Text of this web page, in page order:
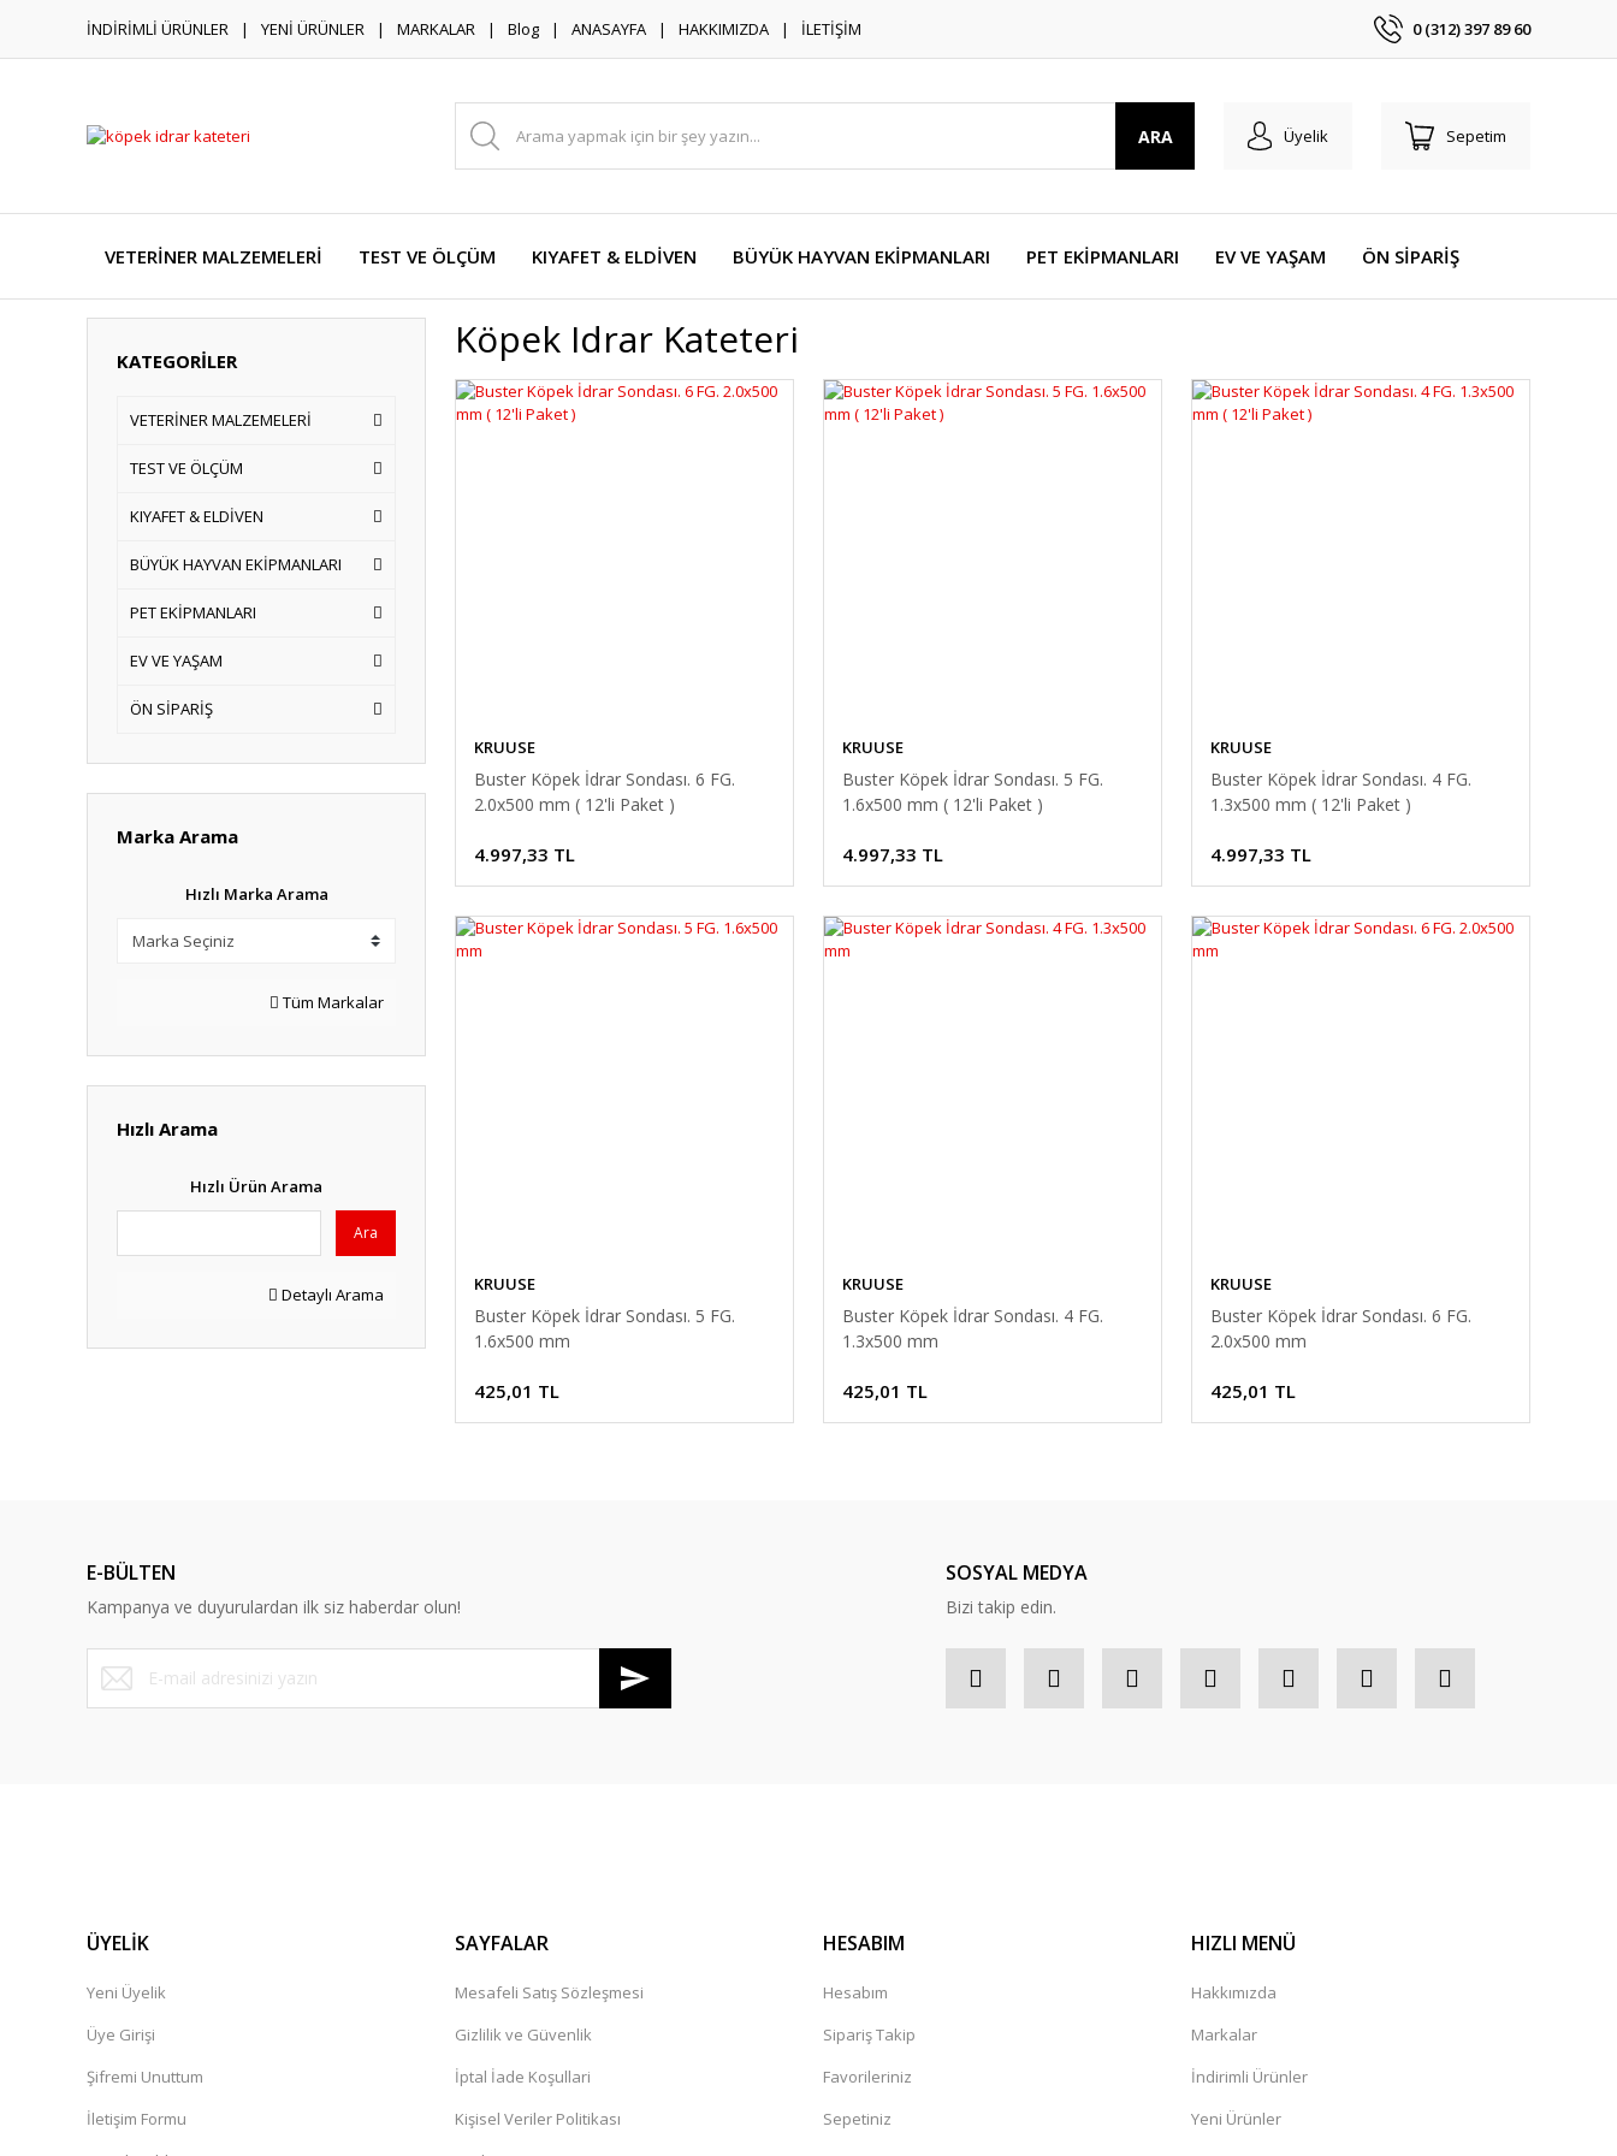
İNDİRİMLİ ÜRÜNLER YENİ ÜRÜNLER MARKALAR Blog ANASAYFA HAKKIMIZDA İLETİŞİM 0 (312) 397 89 60
ARA Üyelik Sepetim
VETERİNER MALZEMELERİ TEST VE ÖLÇÜM KIYAFET & ELDİVEN BÜYÜK HAYVAN EKİPMANLARI PET EKİPMANLARI EV VE YAŞAM ÖN SİPARİŞ
KATEGORİLER
VETERİNER MALZEMELERİ
TEST VE ÖLÇÜM
KIYAFET & ELDİVEN
BÜYÜK HAYVAN EKİPMANLARI
PET EKİPMANLARI
EV VE YAŞAM
ÖN SİPARİŞ
Marka Arama
Hızlı Marka Arama
Tüm Markalar
Hızlı Arama
Hızlı Ürün Arama
Ara
Detaylı Arama
Köpek Idrar Kateteri
KRUUSE
Buster Köpek İdrar Sondası. 6 FG.
2.0x500 mm ( 12'li Paket )
4.997,33 TL
KRUUSE
Buster Köpek İdrar Sondası. 5 FG.
1.6x500 mm ( 12'li Paket )
4.997,33 TL
KRUUSE
Buster Köpek İdrar Sondası. 4 FG.
1.3x500 mm ( 12'li Paket )
4.997,33 TL
KRUUSE
Buster Köpek İdrar Sondası. 5 FG.
1.6x500 mm
425,01 TL
KRUUSE
Buster Köpek İdrar Sondası. 4 FG.
1.3x500 mm
425,01 TL
KRUUSE
Buster Köpek İdrar Sondası. 6 FG.
2.0x500 mm
425,01 TL
E-BÜLTEN
Kampanya ve duyurulardan ilk siz haberdar olun!
SOSYAL MEDYA
Bizi takip edin.
ÜYELİK
Yeni Üyelik
Üye Girişi
Şifremi Unuttum
İletişim Formu
SAYFALAR
Mesafeli Satış Sözleşmesi
Gizlilik ve Güvenlik
İptal İade Koşullari
Kişisel Veriler Politikası
HESABIM
Hesabım
Sipariş Takip
Favorileriniz
Sepetiniz
HIZLI MENÜ
Hakkımızda
Markalar
İndirimli Ürünler
Yeni Ürünler